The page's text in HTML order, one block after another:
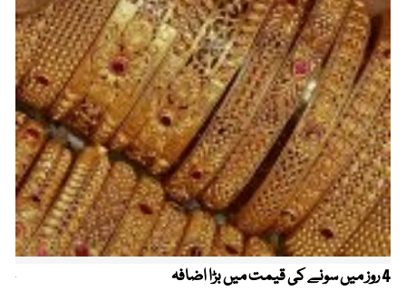
4 روز میں سونے کی قیمت میں بڑا اضافہ